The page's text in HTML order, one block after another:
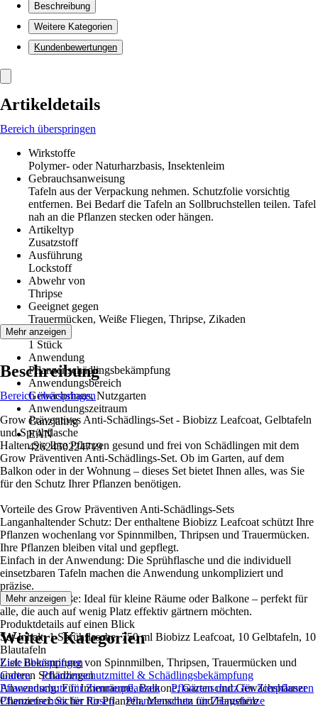
Beschreibung
Weitere Kategorien
Kundenbewertungen
Artikeldetails
Bereich überspringen
Wirkstoffe
Polymer- oder Naturharzbasis, Insektenleim
Gebrauchsanweisung
Tafeln aus der Verpackung nehmen. Schutzfolie vorsichtig
entfernen. Bei Bedarf die Tafeln an Sollbruchstellen teilen. Tafel
nah an die Pflanzen stecken oder hängen.
Artikeltyp
Zusatzstoff
Ausführung
Lockstoff
Abwehr von
Thripse
Geeignet gegen
Trauermücken, Weiße Fliegen, Thripse, Zikaden
Inhalt
1 Stück
Anwendung
Pflanzenschädlingsbekämpfung
Anwendungsbereich
Gewächshaus, Nutzgarten
Anwendungszeitraum
Ganzjährig
EAN
4262450224719
Mehr anzeigen
Beschreibung
Bereich überspringen
Grow Präventives Anti-Schädlings-Set - Biobizz Leafcoat, Gelbtafeln
und Sprühflasche
Halten Sie Ihre Pflanzen gesund und frei von Schädlingen mit dem
Grow Präventiven Anti-Schädlings-Set. Ob im Garten, auf dem
Balkon oder in der Wohnung – dieses Set bietet Ihnen alles, was Sie
für den Schutz Ihrer Pflanzen benötigen.
Vorteile des Grow Präventiven Anti-Schädlings-Sets
Langanhaltender Schutz: Der enthaltene Biobizz Leafcoat schützt Ihre
Pflanzen wochenlang vor Spinnmilben, Thripsen und Trauermücken.
Ihre Pflanzen bleiben vital und gepflegt.
Einfach in der Anwendung: Die Sprühflasche und die individuell
einsetzbaren Tafeln machen die Anwendung unkompliziert und
präzise.
Kompakte Größe: Ideal für kleine Räume oder Balkone – perfekt für
alle, die auch auf wenig Platz effektiv gärtnern möchten.
Produktdetails auf einen Blick
Set-Inhalt: 1 Sprühflasche, 750 ml Biobizz Leafcoat, 10 Gelbtafeln, 10
Blautafeln
Ziel: Bekämpfung von Spinnmilben, Thripsen, Trauermücken und
anderen Schädlingen
Anwendung: Für Innenräume, Balkone, Gärten und Gewächshäuser
Chemiefrei: Sicher für Pflanzen, Menschen und Haustiere
Mehr anzeigen
Weitere Kategorien
Liste überspringen
Garten
Pflanzenschutzmittel & Schädlingsbekämpfung
Pflanzenschutz für Zimmerpflanzen
Pflanzenschutz für Zierpflanzen
Pflanzenschutz für Rosen
Pflanzenschutz für Ziergehölze